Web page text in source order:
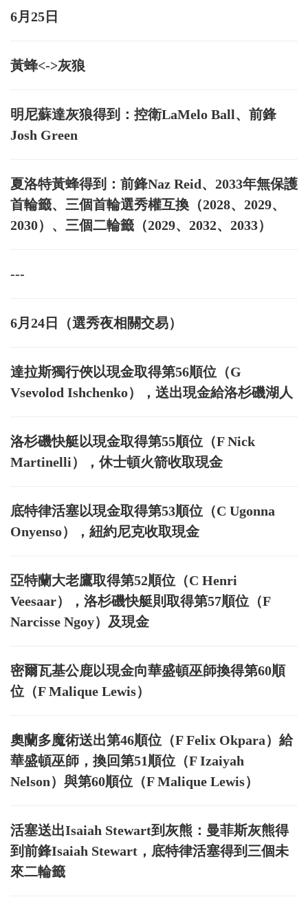
6月25日
黃蜂<->灰狼
明尼蘇達灰狼得到：控衛LaMelo Ball、前鋒
Josh Green
夏洛特黃蜂得到：前鋒Naz Reid、2033年無保護
首輪籤、三個首輪選秀權互換（2028、2029、
2030）、三個二輪籤（2029、2032、2033）
---
6月24日（選秀夜相關交易）
達拉斯獨行俠以現金取得第56順位（G
Vsevolod Ishchenko），送出現金給洛杉磯湖人
洛杉磯快艇以現金取得第55順位（F Nick
Martinelli），休士頓火箭收取現金
底特律活塞以現金取得第53順位（C Ugonna
Onyenso），紐約尼克收取現金
亞特蘭大老鷹取得第52順位（C Henri
Veesaar），洛杉磯快艇則取得第57順位（F
Narcisse Ngoy）及現金
密爾瓦基公鹿以現金向華盛頓巫師換得第60順
位（F Malique Lewis）
奧蘭多魔術送出第46順位（F Felix Okpara）給
華盛頓巫師，換回第51順位（F Izaiyah
Nelson）與第60順位（F Malique Lewis）
活塞送出Isaiah Stewart到灰熊：曼菲斯灰熊得
到前鋒Isaiah Stewart，底特律活塞得到三個未
來二輪籤